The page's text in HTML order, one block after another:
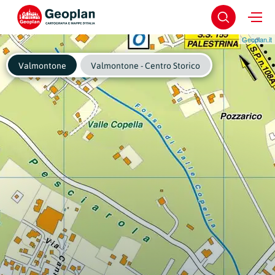
Geoplan.it
Valmontone Valmontone - Centro Storico